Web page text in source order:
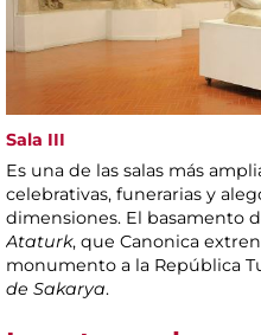
Sala III
Es una de las salas más
celebrativas, funerarias y
dimensiones. El basamento
Ataturk, que Canonica
monumento a la República
de Sakarya.